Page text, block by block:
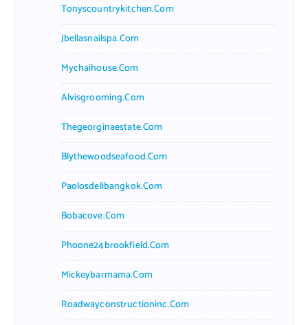
Tonyscountrykitchen.com
Jbellasnailspa.com
Mychaihouse.com
Alvisgrooming.com
Thegeorginaestate.com
Blythewoodseafood.com
Paolosdelibangkok.com
Bobacove.com
Phoone24brookfield.com
Mickeybarmama.com
Roadwayconstructioninc.com